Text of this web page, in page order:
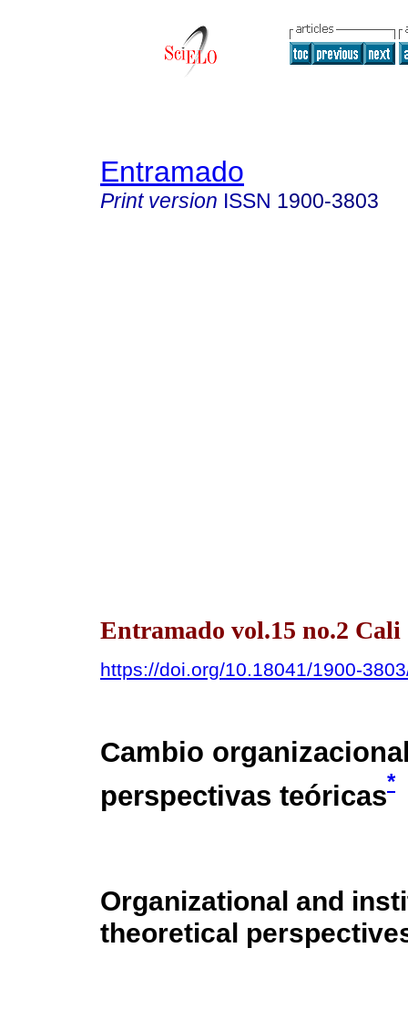
Entramado
Print version ISSN 1900-3803
Entramado vol.15 no.2 Cali
https://doi.org/10.18041/1900-
Cambio
perspectivas teóricas*
Organizational and
theoretical